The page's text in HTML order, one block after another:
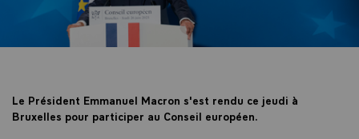
Le Président Emmanuel Macron s'est rendu ce jeudi à
Bruxelles pour participer au Conseil européen.